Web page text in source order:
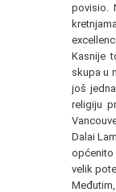
povisio.
Kasnije
skupa u
još
religiju
Dalai
velik